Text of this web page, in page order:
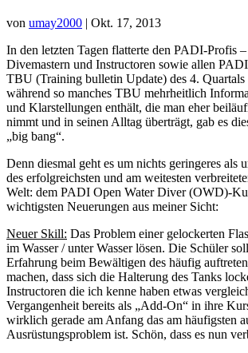
von umay2000 | Okt. 17, 2013
In den letzten Tagen flatterte den PADI-Profis –
Divemastern und Instructoren sowie allen
TBU (Training bulletin Update) des 4. Quartals
während so manches TBU mehrheitlich
und Klarstellungen enthält, die man eher
nimmt und in seinen Alltag überträgt, gab es
„big bang“.
Denn diesmal geht es um nichts geringeres als
des erfolgreichsten und am weitesten
Welt: dem PADI Open Water Diver (OWD)-
wichtigsten Neuerungen aus meiner Sicht:
Neuer Skill: Das Problem einer gelockerten
im Wasser / unter Wasser lösen. Die Schüler
Erfahrung beim Bewältigen des häufig
machen, dass sich die Halterung des Tanks
Instructoren die ich kenne haben etwas
Vergangenheit bereits als „Add-On“ in ihre
wirklich gerade am Anfang das am häufigsten
Ausrüstungsproblem ist. Schön, dass es nun